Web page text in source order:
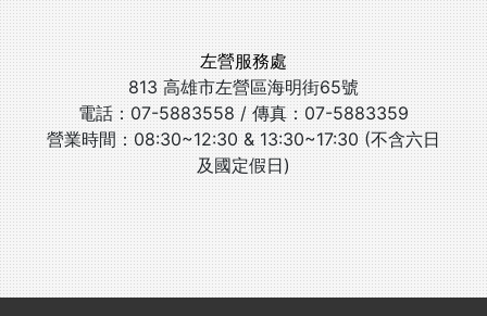
左營服務處
813 高雄市左營區海明街65號
電話：07-5883558 / 傳真：07-5883359
營業時間：08:30~12:30 & 13:30~17:30 (不含六日
及國定假日)